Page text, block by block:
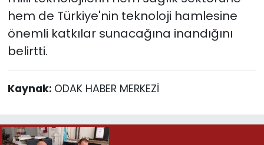
hem de Türkiye'nin teknoloji hamlesine
önemli katkılar sunacağına inandığını
belirtti.
Kaynak: ODAK HABER MERKEZİ